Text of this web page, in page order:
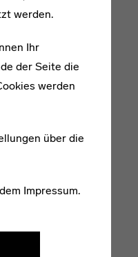
werden.
Ihr
der Seite die
werden
über die
Impressum.